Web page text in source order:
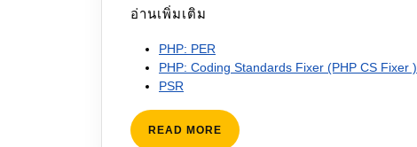
อ่านเพิ่มเติม
PHP: PER
PHP: Coding Standards Fixer (PHP CS Fixer )
PSR
READ MORE READ